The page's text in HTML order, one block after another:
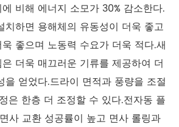
비해 에너지 소모가 30% 감소한다.
치하면 용해체의 유동성이 더욱 좋고
좋으며 노동력 수요가 더욱 적다.새
더욱 매끄러운 기류를 제공하여 더
을 얻었다.드라이 면적과 풍량을 조절
은 한층 더 조정할 수 있다.전자동 플
사 교환 성공률이 높고 면사 롤링과